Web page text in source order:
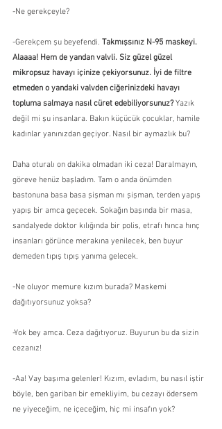
-Ne gerekçeyle?
-Gerekçem şu beyefendi. Takmışsınız N-95 maskeyi.
Alaaaa! Hem de yandan valvli. Siz güzel güzel
mikropsuz havayı içinize çekiyorsunuz. İyi de filtre
etmeden o yandaki valvden ciğerinizdeki havayı
topluma salmaya nasıl cüret edebiliyorsunuz? Yazık
değil mi şu insanlara. Bakın küçücük çocuklar, hamile
kadınlar yanınızdan geçiyor. Nasıl bir aymazlık bu?
Daha oturalı on dakika olmadan iki ceza! Daralmayın,
göreve henüz başladım. Tam o anda önümden
bastonuna basa basa şişman mı şişman, terden yapış
yapış bir amca geçecek. Sokağın başında bir masa,
sandalyede doktor kılığında bir polis, etrafı hınca hınç
insanları görünce merakına yenilecek, ben buyur
demeden tıpış tıpış yanıma gelecek.
-Ne oluyor memure kızım burada? Maskemi
dağıtıyorsunuz yoksa?
-Yok bey amca. Ceza dağıtıyoruz. Buyurun bu da sizin
cezanız!
-Aa! Vay başıma gelenler! Kızım, evladım, bu nasıl iştir
böyle, ben gariban bir emekliyim, bu cezayı ödersem
ne yiyeceğim, ne içeceğim, hiç mi insafın yok?